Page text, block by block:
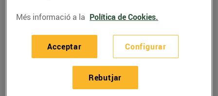
Més informació a la Política de Cookies.
Configurar
Rebutjar
Acceptar